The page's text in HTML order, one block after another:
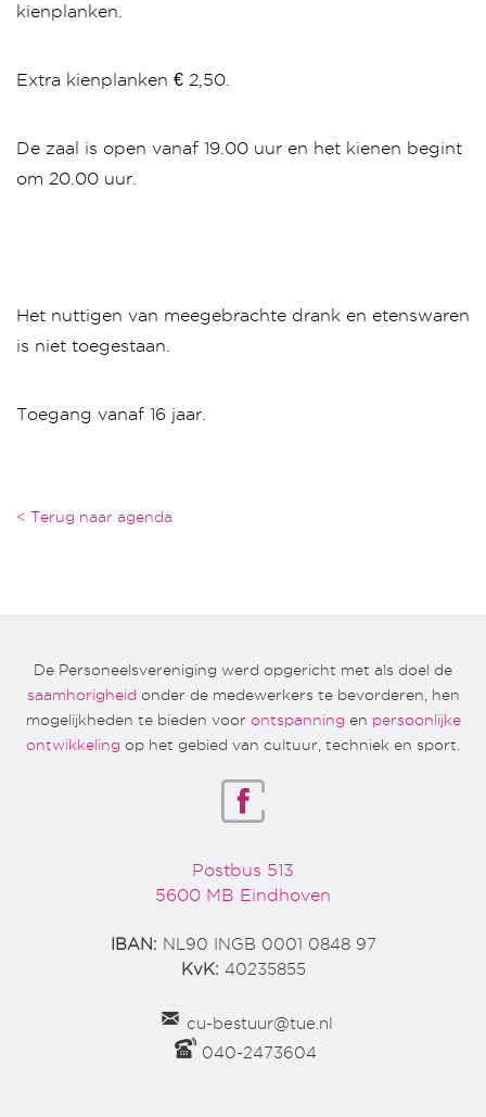
kienplanken.
Extra kienplanken € 2,50.
De zaal is open vanaf 19.00 uur en het kienen begint
om 20.00 uur.
Het nuttigen van meegebrachte drank en etenswaren
is niet toegestaan.
Toegang vanaf 16 jaar.
< Terug naar agenda
De Personeelsvereniging werd opgericht met als doel de
saamhorigheid onder de medewerkers te bevorderen, hen
mogelijkheden te bieden voor ontspanning en persoonlijke
ontwikkeling op het gebied van cultuur, techniek en sport.
Postbus 513
5600 MB Eindhoven
IBAN: NL90 INGB 0001 0848 97
KvK: 40235855
cu-bestuur@tue.nl
040-2473604